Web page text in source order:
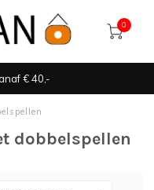
0
€ 40,-
dobbelspellen